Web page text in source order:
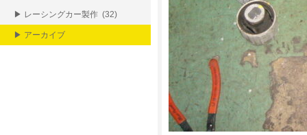
▶ レーシングカー製作 (32)
▶ アーカイブ